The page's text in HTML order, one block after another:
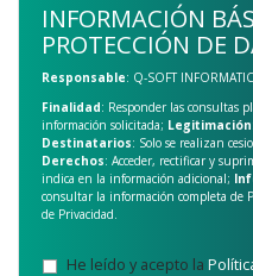
INFORMACIÓN
PROTECCIÓN DE
Responsable: Q-SOFT
Finalidad: Responder las consultas
información solicitada; Legitimación
Destinatarios: Solo se realizan
Derechos: Acceder, rectificar y
indica en la información adicional;
consultar la información completa de
de Privacidad.
He leído y acepto la